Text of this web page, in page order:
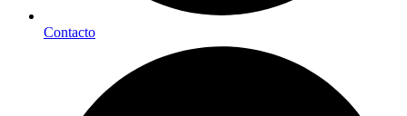
Contacto